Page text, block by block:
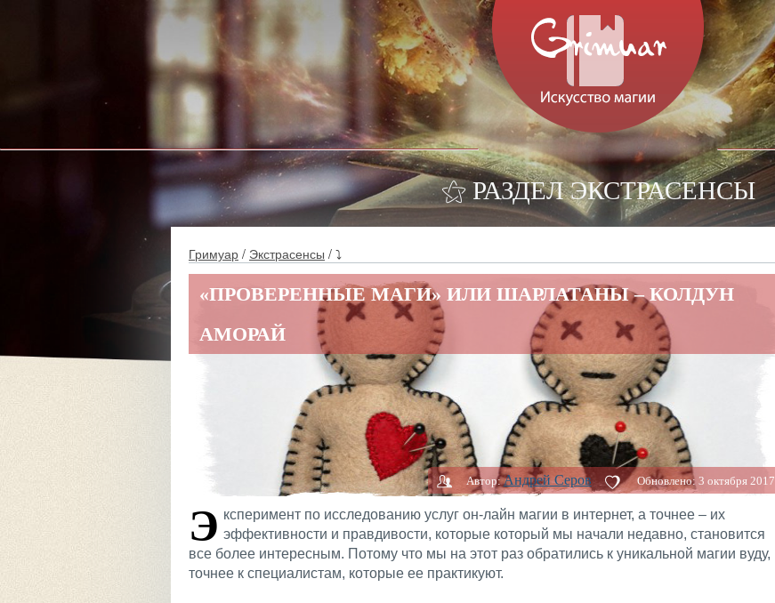
⚝ РАЗДЕЛ ЭКСТРАСЕНСЫ
Гримуар / Экстрасенсы / ⤵
«ПРОВЕРЕННЫЕ МАГИ» ИЛИ ШАРЛАТАНЫ – КОЛДУН
АМОРАЙ
Автор: Андрей Серов Обновлено: 3 октября 2017
Э ксперимент по исследованию услуг он-лайн магии в интернет, а точнее – их
эффективности и правдивости, которые который мы начали недавно, становится
все более интересным. Потому что мы на этот раз обратились к уникальной магии вуду,
точнее к специалистам, которые ее практикуют.